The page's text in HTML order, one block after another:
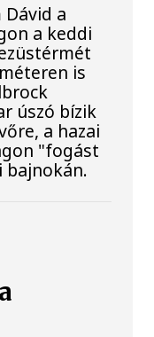
a
a keddi
is
úszó bízik
a hazai
"fogást
bajnokán.